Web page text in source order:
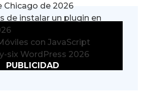
Chicago de 2026
de instalar un plugin en
con JavaScript
six WordPress 2026
PUBLICIDAD